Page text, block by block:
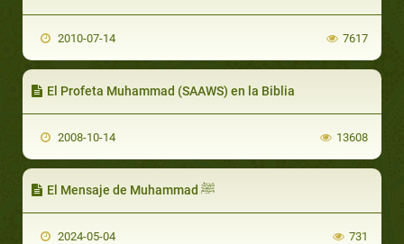
2010-07-14 7617
El Profeta Muhammad (SAAWS) en la Biblia
2008-10-14 13608
El Mensaje de Muhammad ﷺ
2024-05-04 731